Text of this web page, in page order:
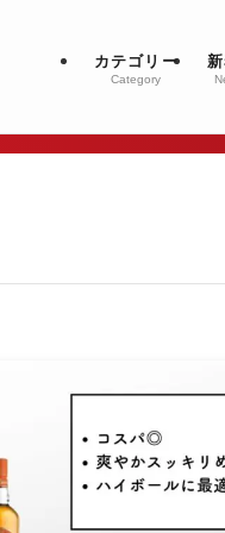
カテゴリー
Category